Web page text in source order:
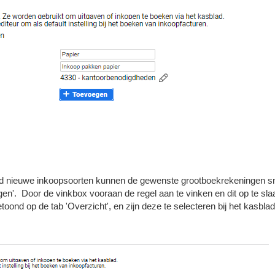
nieuwe inkoopsoorten kunnen de gewenste grootboekrekeningen
Door de vinkbox vooraan de regel aan te vinken en dit op te
op de tab 'Overzicht', en zijn deze te selecteren bij het